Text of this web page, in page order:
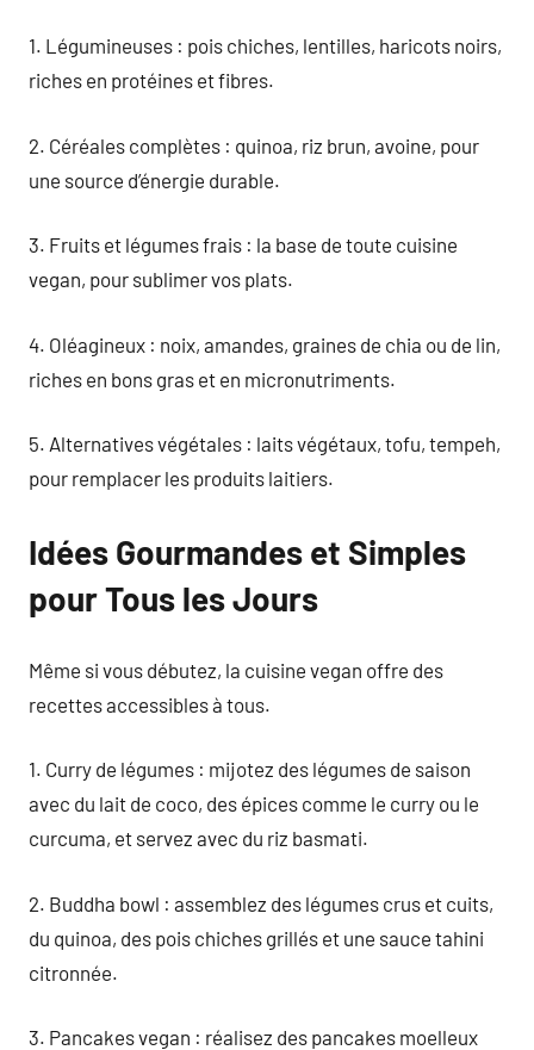
1. Légumineuses : pois chiches, lentilles, haricots noirs,
riches en protéines et fibres.
2. Céréales complètes : quinoa, riz brun, avoine, pour
une source d’énergie durable.
3. Fruits et légumes frais : la base de toute cuisine
vegan, pour sublimer vos plats.
4. Oléagineux : noix, amandes, graines de chia ou de lin,
riches en bons gras et en micronutriments.
5. Alternatives végétales : laits végétaux, tofu, tempeh,
pour remplacer les produits laitiers.
Idées Gourmandes et Simples
pour Tous les Jours
Même si vous débutez, la cuisine vegan offre des
recettes accessibles à tous.
1. Curry de légumes : mijotez des légumes de saison
avec du lait de coco, des épices comme le curry ou le
curcuma, et servez avec du riz basmati.
2. Buddha bowl : assemblez des légumes crus et cuits,
du quinoa, des pois chiches grillés et une sauce tahini
citronnée.
3. Pancakes vegan : réalisez des pancakes moelleux